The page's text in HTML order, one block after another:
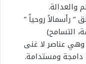
والعدالة.
رأسمالاً روحياً ”
التسامح)
وهي عناصر لا غنى
دامجة ومستدامة.